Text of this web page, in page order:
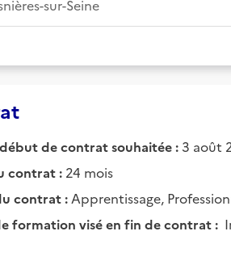
sur-Seine
de contrat souhaitée : 3 août
contrat : 24 mois
contrat : Apprentissage,
formation visé en fin de contrat :